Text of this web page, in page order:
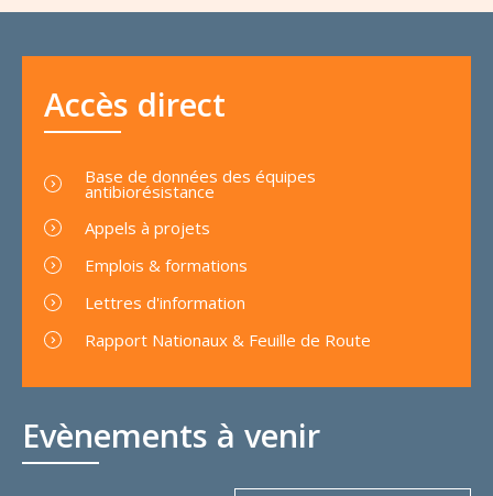
Evènements à venir
Accès direct
Base de données des équipes
antibiorésistance
Appels à projets
Emplois & formations
Lettres d'information
Rapport Nationaux & Feuille de Route